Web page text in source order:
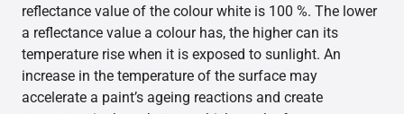
reflectance value of the colour white is 100 %. The lower
a reflectance value a colour has, the higher can its
temperature rise when it is exposed to sunlight. An
increase in the temperature of the surface may
accelerate a paint’s ageing reactions and create